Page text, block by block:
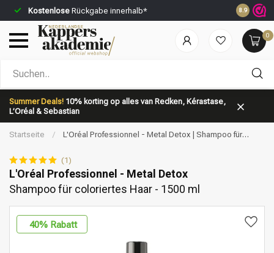
Kostenlose Rückgabe innerhalb* Vor 23:59
8.9
0
Summer Deals! 10% korting op alles van Redken, Kérastase,
L’Oréal & Sebastian
Nach welcher Kategorie suchst du?
Marken Haarpflege
Startseite /
L'Oréal Professionnel - Metal Detox | Shampoo für
(1)
L'Oréal Professionnel - Metal Detox
Shampoo für coloriertes Haar - 1500 ml
40% Rabatt